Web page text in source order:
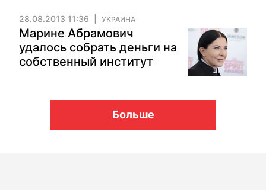
28.08.2013 11:36 УКРАИНА
Марине Абрамович
удалось собрать деньги на
собственный институт
Больше